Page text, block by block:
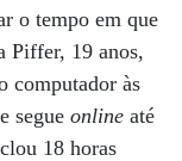
o tempo em que
Piffer, 19 anos,
computador às
segue online até
18 horas